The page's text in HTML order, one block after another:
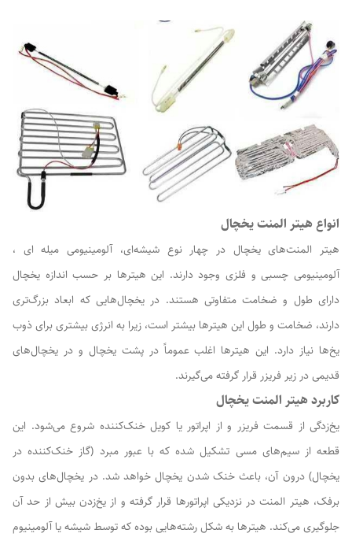
انواع هیتر المنت یخچال
هیتر المنت‌های یخچال در چهار نوع شیشه‌ای، آلومینیومی میله ای ،
آلومینیومی چسبی و فلزی وجود دارند. این هیترها بر حسب اندازه یخچال
دارای طول و ضخامت متفاوتی هستند. در یخچال‌هایی که ابعاد بزرگ‌تری
دارند، ضخامت و طول این هیترها بیشتر است، زیرا به انرژی بیشتری برای ذوب
یخ‌ها نیاز دارد. این هیترها اغلب عموماً در پشت یخچال و در یخچال‌های
قدیمی در زیر فریزر قرار گرفته می‌گیرند.
کاربرد هیتر المنت یخچال
یخ‌زدگی از قسمت فریزر و از اپراتور یا کویل خنک‌کننده شروع می‌شود. این
قطعه از سیم‌های مسی تشکیل شده که با عبور مبرد (گاز خنک‌کننده در
یخچال) درون آن، باعث خنک شدن یخچال خواهد شد. در یخچال‌های بدون
برفک، هیتر المنت در نزدیکی اپراتورها قرار گرفته و از یخ‌زدن بیش از حد آن
جلوگیری می‌کند. هیترها به شکل رشته‌هایی بوده که توسط شیشه یا آلومینیوم